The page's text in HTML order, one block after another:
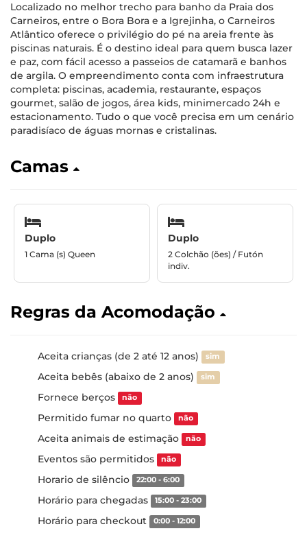
Localizado no melhor trecho para banho da Praia dos
Carneiros, entre o Bora Bora e a Igrejinha, o Carneiros
Atlântico oferece o privilégio do pé na areia frente às
piscinas naturais. É o destino ideal para quem busca lazer
e paz, com fácil acesso a passeios de catamarã e banhos
de argila. O empreendimento conta com infraestrutura
completa: piscinas, academia, restaurante, espaços
gourmet, salão de jogos, área kids, minimercado 24h e
estacionamento. Tudo o que você precisa em um cenário
paradisíaco de águas mornas e cristalinas.
Camas
Duplo
1 Cama (s) Queen
Duplo
2 Colchão (ões) / Futón
indiv.
Regras da Acomodação
Aceita crianças (de 2 até 12 anos) sim
Aceita bebês (abaixo de 2 anos) sim
Fornece berços não
Permitido fumar no quarto não
Aceita animais de estimação não
Eventos são permitidos não
Horario de silêncio 22:00 - 6:00
Horário para chegadas 15:00 - 23:00
Horário para checkout 0:00 - 12:00